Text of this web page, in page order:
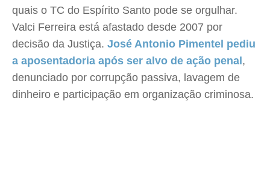
quais o TC do Espírito Santo pode se orgulhar.
Valci Ferreira está afastado desde 2007 por
decisão da Justiça. José Antonio Pimentel pediu
a aposentadoria após ser alvo de ação penal ,
denunciado por corrupção passiva, lavagem de
dinheiro e participação em organização criminosa.